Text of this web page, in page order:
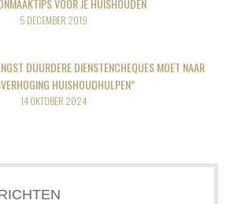
VOOR JE HUISHOUDEN
5 DECEMBER 2019
DUURDERE DIENSTENCHEQUES MOET NAAR
HUISHOUDHULPEN”
14 OKTOBER 2024